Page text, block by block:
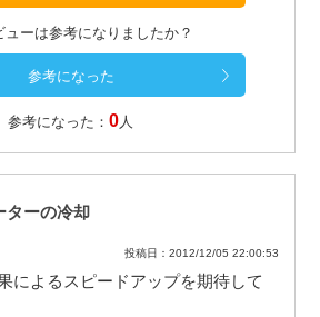
ューは参考になりましたか？
参考になった：0人
ターの冷却
投稿日：2012/12/05 22:00:53
によるスピードアップを期待して